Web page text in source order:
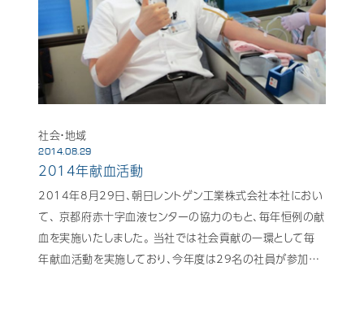
社会・地域
2014.08.29
2014年献血活動
2014年8月29日、朝日レントゲン工業株式会社本社におい
て、 京都府赤十字血液センターの協力のもと、毎年恒例の献
血を実施いたしました。 当社では社会貢献の一環として毎
年献血活動を実施しており、今年度は29名の社員が参加…